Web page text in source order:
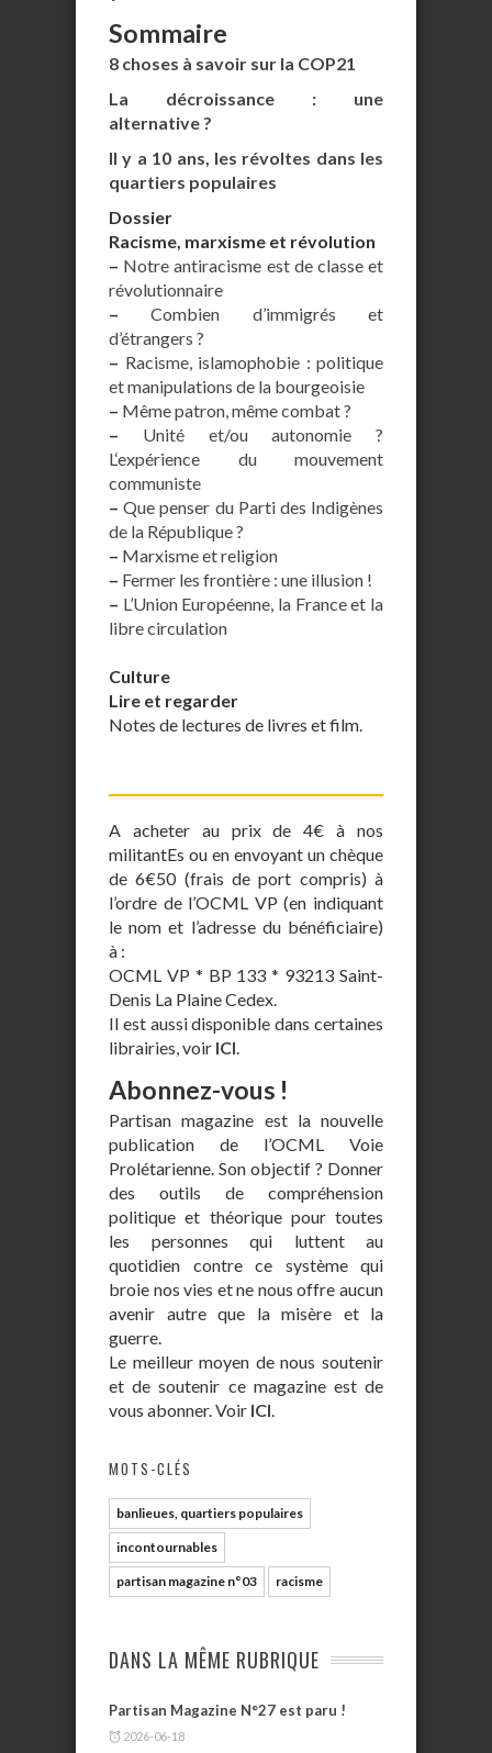
Sommaire
8 choses à savoir sur la COP21
La décroissance : une
alternative ?
Il y a 10 ans, les révoltes dans les
quartiers populaires
Dossier
Racisme, marxisme et révolution
– Notre antiracisme est de classe et
révolutionnaire
–
Combien d’immigrés et
d’étrangers ?
– Racisme, islamophobie : politique
et manipulations de la bourgeoisie
– Même patron, même combat ?
–
Unité et/ou autonomie ?
L‘expérience du mouvement
communiste
– Que penser du Parti des Indigènes
de la République ?
– Marxisme et religion
– Fermer les frontière : une illusion !
– L’Union Européenne, la France et la
libre circulation
Culture
Lire et regarder
Notes de lectures de livres et film.
A acheter au prix de 4€ à nos
militantEs ou en envoyant un chèque
de 6€50 (frais de port compris) à
l’ordre de l’OCML VP (en indiquant
le nom et l’adresse du bénéficiaire)
à :
OCML VP * BP 133 * 93213 Saint-
Denis La Plaine Cedex.
Il est aussi disponible dans certaines
librairies, voir ICI.
Abonnez-vous !
Partisan magazine est la nouvelle
publication de l’OCML Voie
Prolétarienne. Son objectif ? Donner
des outils de compréhension
politique et théorique pour toutes
les personnes qui luttent au
quotidien contre ce système qui
broie nos vies et ne nous offre aucun
avenir autre que la misère et la
guerre.
Le meilleur moyen de nous soutenir
et de soutenir ce magazine est de
vous abonner. Voir ICI.
MOTS-CLÉS
banlieues, quartiers populaires
incontournables
partisan magazine n°03 racisme
DANS LA MÊME RUBRIQUE
Partisan Magazine N°27 est paru !
2026-06-18